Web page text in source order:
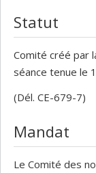
Statut
Comité créé par
séance tenue le
(Dél. CE-679-7)
Mandat
Le Comité des